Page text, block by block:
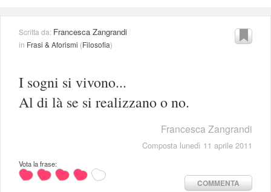
Scritta da: Francesca Zangrandi
in Frasi & Aforismi (Filosofia)
I sogni si vivono...
Al di là se si realizzano o no.
Francesca Zangrandi
Composta lunedì 11 aprile 2011
Vota la frase:
COMMENTA